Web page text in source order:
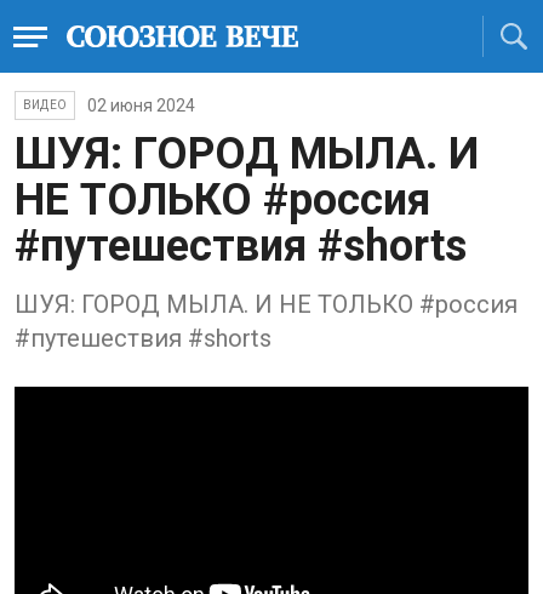
ВИДЕО 02 июня 2024
ШУЯ: ГОРОД МЫЛА. И
НЕ ТОЛЬКО #россия
#путешествия #shorts
ШУЯ: ГОРОД МЫЛА. И НЕ ТОЛЬКО #россия
#путешествия #shorts